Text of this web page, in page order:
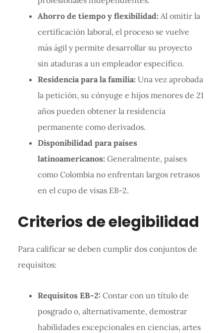
Ahorro de tiempo y flexibilidad: Al omitir la
certificación laboral, el proceso se vuelve
más ágil y permite desarrollar su proyecto
sin ataduras a un empleador específico.
Residencia para la familia: Una vez aprobada
la petición, su cónyuge e hijos menores de 21
años pueden obtener la residencia
permanente como derivados.
Disponibilidad para países
latinoamericanos: Generalmente, países
como Colombia no enfrentan largos retrasos
en el cupo de visas EB-2.
Criterios de elegibilidad
Para calificar se deben cumplir dos conjuntos de
requisitos:
Requisitos EB-2: Contar con un título de
posgrado o, alternativamente, demostrar
habilidades excepcionales en ciencias, artes